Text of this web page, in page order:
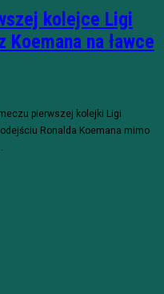
kolejce Ligi
na ławce
pierwszej kolejki Ligi
Ronalda Koemana mimo